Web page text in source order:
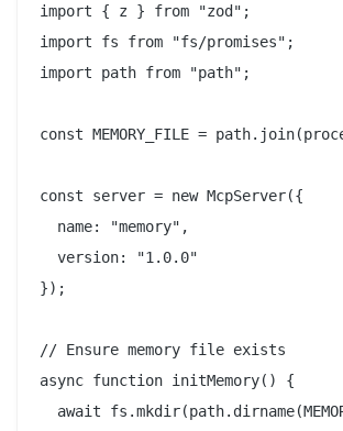
import { z } from "zod";
import fs from "fs/promises";
import path from "path";
const MEMORY_FILE =
const server = new McpServer({
  name: "memory",
  version: "1.0.0"
});
// Ensure memory file exists
async function initMemory() {
await